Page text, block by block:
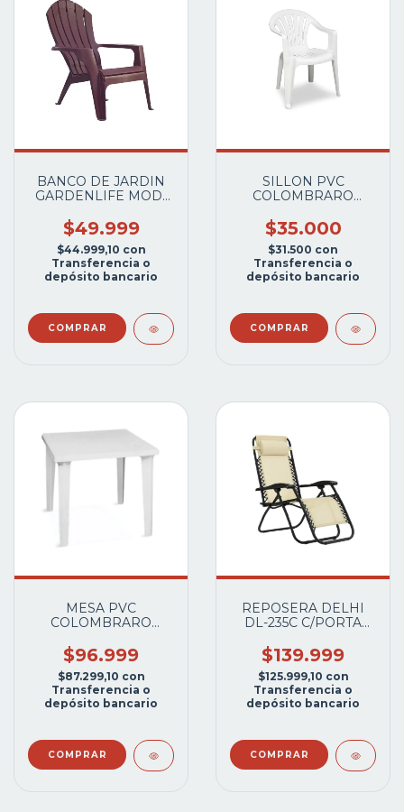
BANCO DE JARDIN
GARDENLIFE MOD-
MIAMI MARRON
$49.999
$44.999,10 con
Transferencia o
depósito bancario
SILLON PVC
COLOMBRARO
GRANDE BLANCO
$35.000
$31.500 con
Transferencia o
depósito bancario
MESA PVC
COLOMBRARO
75X75CM BLANCA
$96.999
$87.299,10 con
Transferencia o
depósito bancario
REPOSERA DELHI
DL-235C C/PORTA
BEIGE
$139.999
$125.999,10 con
Transferencia o
depósito bancario